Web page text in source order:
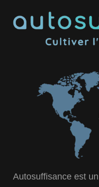
Autosuffisance est